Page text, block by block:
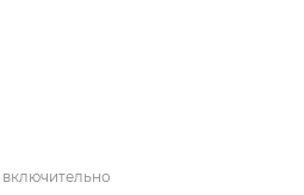
включительно